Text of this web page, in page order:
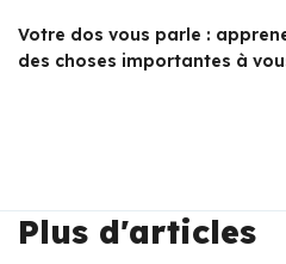
Votre dos vous parle :
des choses importantes à
Plus d'articles